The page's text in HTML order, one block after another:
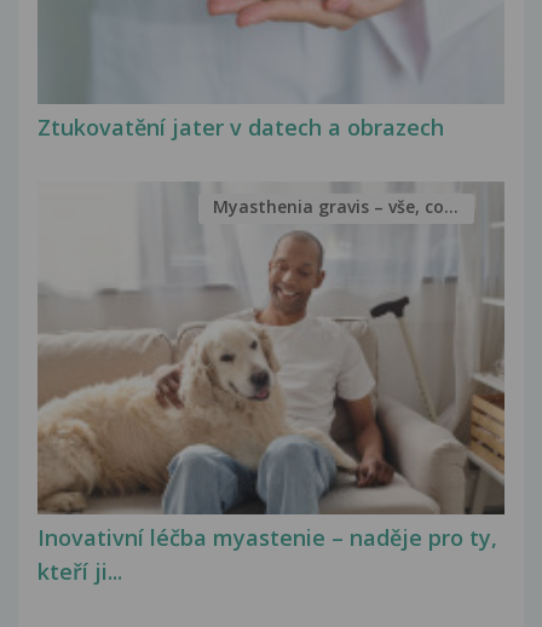
Ztukovatění jater v datech a obrazech
Inovativní léčba myastenie – naděje pro ty,
kteří ji...
Myasthenia gravis – vše, co...